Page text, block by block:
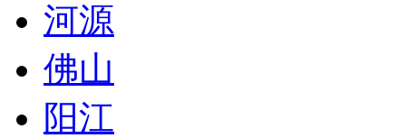
河源
佛山
阳江